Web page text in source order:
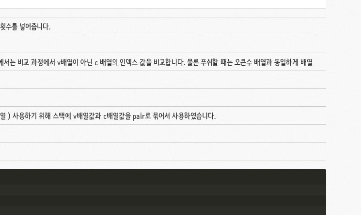
수를 넣어줍니다.
는 비교 과정에서 v배열이 아닌 c 배열의 인덱스 값을 비교합니다. 물론 푸쉬할 때는 오큰수 배열과 동일하게 배열
용하기 위해 스택에 v배열값과 c배열값을 pair로 묶어서 사용하였습니다.